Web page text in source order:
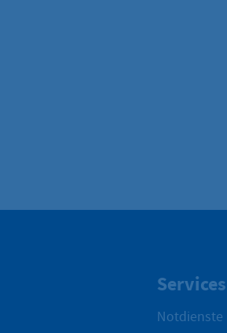
Services
Notdienste